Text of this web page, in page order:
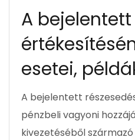
A
esetei,
A bejelentett
pénzbeli vagyoni
kivezetéséből